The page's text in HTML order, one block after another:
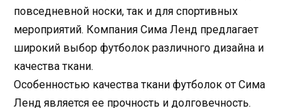
повседневной носки, так и для спортивных
мероприятий. Компания Сима Ленд предлагает
широкий выбор футболок различного дизайна и
качества ткани.
Особенностью качества ткани футболок от Сима
Ленд является ее прочность и долговечность.